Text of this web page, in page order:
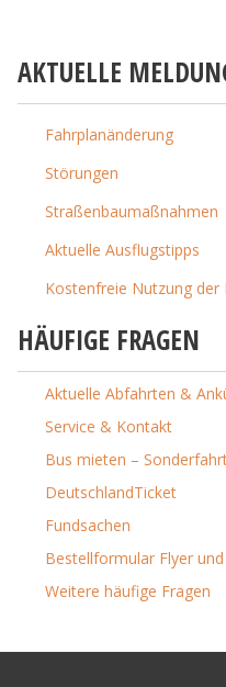
AKTUELLE
Fahrplanänderung
Störungen
Straßenbaumaßnahmen
Aktuelle Ausflugstipps
Kostenfreie Nutzung der
HÄUFIGE FRAGEN
Aktuelle Abfahrten &
Service & Kontakt
Bus mieten –
DeutschlandTicket
Fundsachen
Bestellformular Flyer
Weitere häufige Fragen